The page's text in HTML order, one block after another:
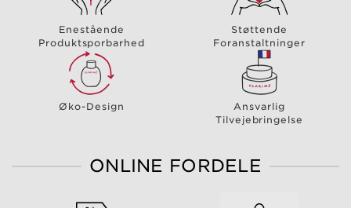
Enestående
Produktsporbarhed
Støttende
Foranstaltninger
Øko-Design
Ansvarlig
Tilvejebringelse
ONLINE FORDELE